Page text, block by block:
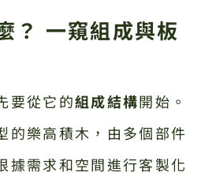
？ 一窺組成與板
要從它的組成結構開始。
的樂高積木，由多個部件
據需求和空間進行客製化